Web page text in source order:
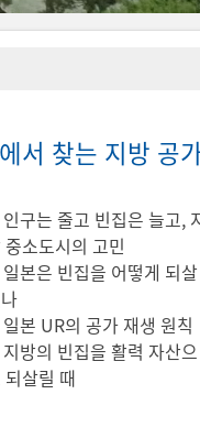
년도)
석․ 이경애․ 안
한 운영을 위한
키텍처로 주택
서 명
저자명
서 찾는 지방 공
구는 줄고 빈집은 늘고,
중소도시의 고민
본은 빈집을 어떻게 되살
본 UR의 공가 재생 원칙
방의 빈집을 활력 자산으
되살릴 때